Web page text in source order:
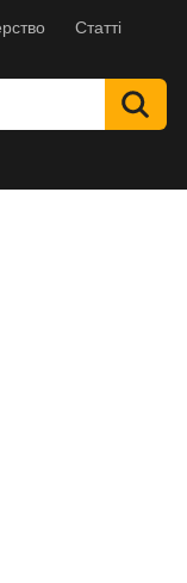
Статті